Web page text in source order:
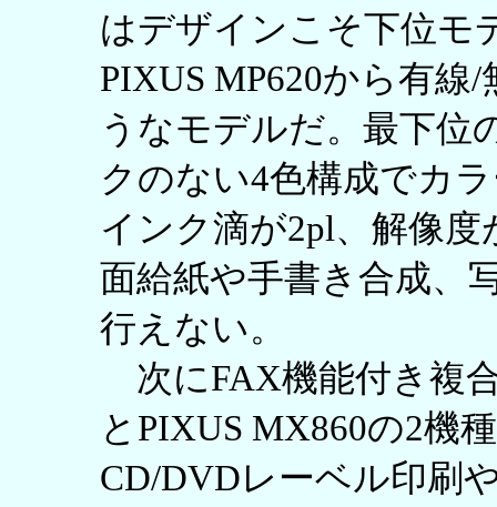
はデザインこそ下位モ
PIXUS MP620から有
うなモデルだ。最下位
クのない4色構成でカ
インク滴が2pl、解像度
面給紙や手書き合成、
行えない。
次にFAX機能付き複
とPIXUS MX860の2機
CD/DVDレーベル印刷